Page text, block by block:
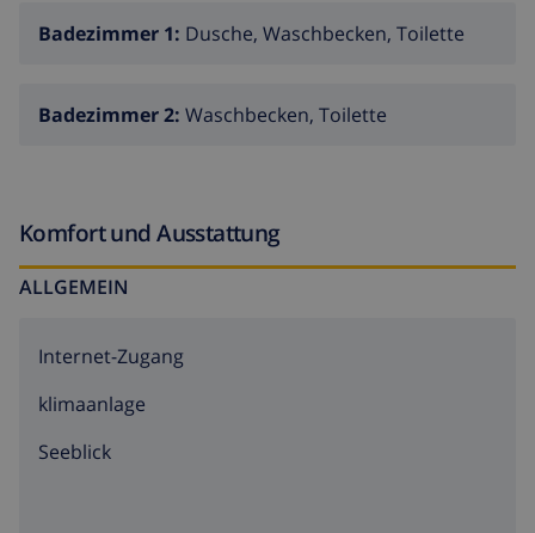
Badezimmer 1: Dusche, Waschbecken, Toilette
Badezimmer 2: Waschbecken, Toilette
Komfort und Ausstattung
ALLGEMEIN
Internet-Zugang
klimaanlage
Seeblick